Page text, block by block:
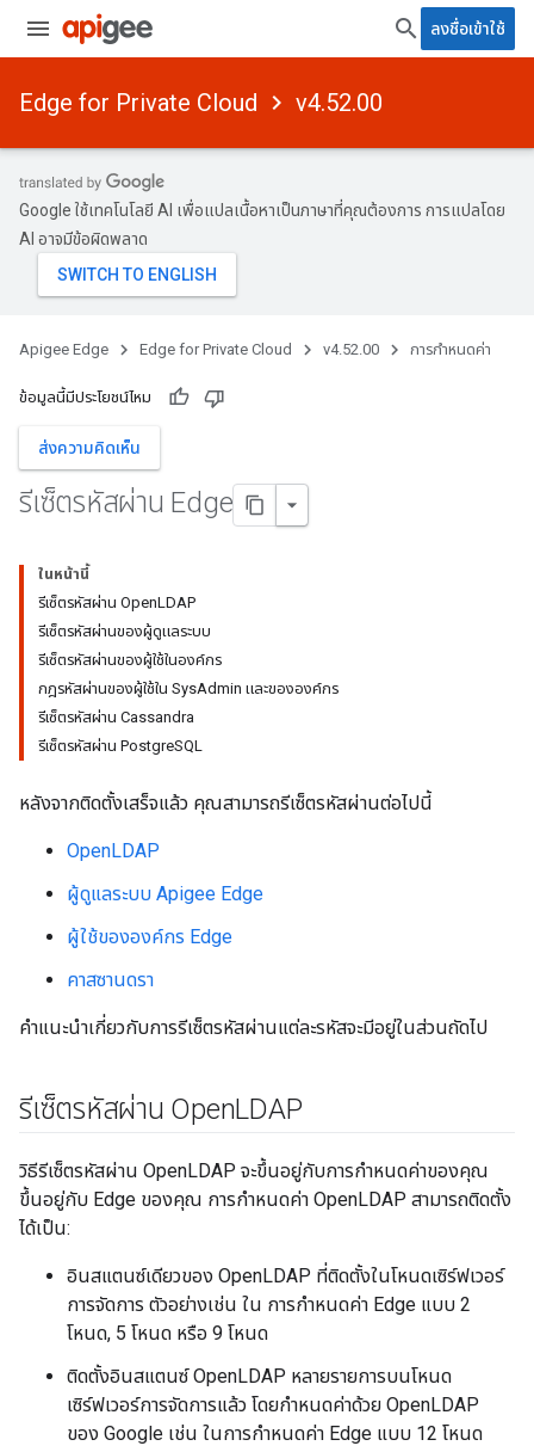
ลงชื่อเข้าใช้
Edge for Private Cloud v4.52.00
Google ใช้เทคโนโลยี AI เพื่อแปลเนื้อหาเป็นภาษาที่คุณต้องการ การแปลโดย
AI อาจมีข้อผิดพลาด
Apigee Edge Edge for Private Cloud v4.52.00 การกำหนดค่า
ข้อมูลนี้มีประโยชน์ไหม
ส่งความคิดเห็น
รีเซ็ตรหัสผ่าน Edge
ในหน้านี้
รีเซ็ตรหัสผ่าน OpenLDAP
รีเซ็ตรหัสผ่านของผู้ดูแลระบบ
รีเซ็ตรหัสผ่านของผู้ใช้ในองค์กร
กฎรหัสผ่านของผู้ใช้ใน SysAdmin และขององค์กร
รีเซ็ตรหัสผ่าน Cassandra
รีเซ็ตรหัสผ่าน PostgreSQL
หลังจากติดตั้งเสร็จแล้ว คุณสามารถรีเซ็ตรหัสผ่านต่อไปนี้
OpenLDAP
ผู้ดูแลระบบ Apigee Edge
ผู้ใช้ขององค์กร Edge
คาสซานดรา
คำแนะนำเกี่ยวกับการรีเซ็ตรหัสผ่านแต่ละรหัสจะมีอยู่ในส่วนถัดไป
รีเซ็ตรหัสผ่าน OpenLDAP
วิธีรีเซ็ตรหัสผ่าน OpenLDAP จะขึ้นอยู่กับการกำหนดค่าของคุณ
ขึ้นอยู่กับ Edge ของคุณ การกำหนดค่า OpenLDAP สามารถติดตั้ง
ได้เป็น:
อินสแตนซ์เดียวของ OpenLDAP ที่ติดตั้งในโหนดเซิร์ฟเวอร์
การจัดการ ตัวอย่างเช่น ใน การกำหนดค่า Edge แบบ 2
โหนด, 5 โหนด หรือ 9 โหนด
ติดตั้งอินสแตนซ์ OpenLDAP หลายรายการบนโหนด
เซิร์ฟเวอร์การจัดการแล้ว โดยกำหนดค่าด้วย OpenLDAP
ของ Google เช่น ในการกำหนดค่า Edge แบบ 12 โหนด